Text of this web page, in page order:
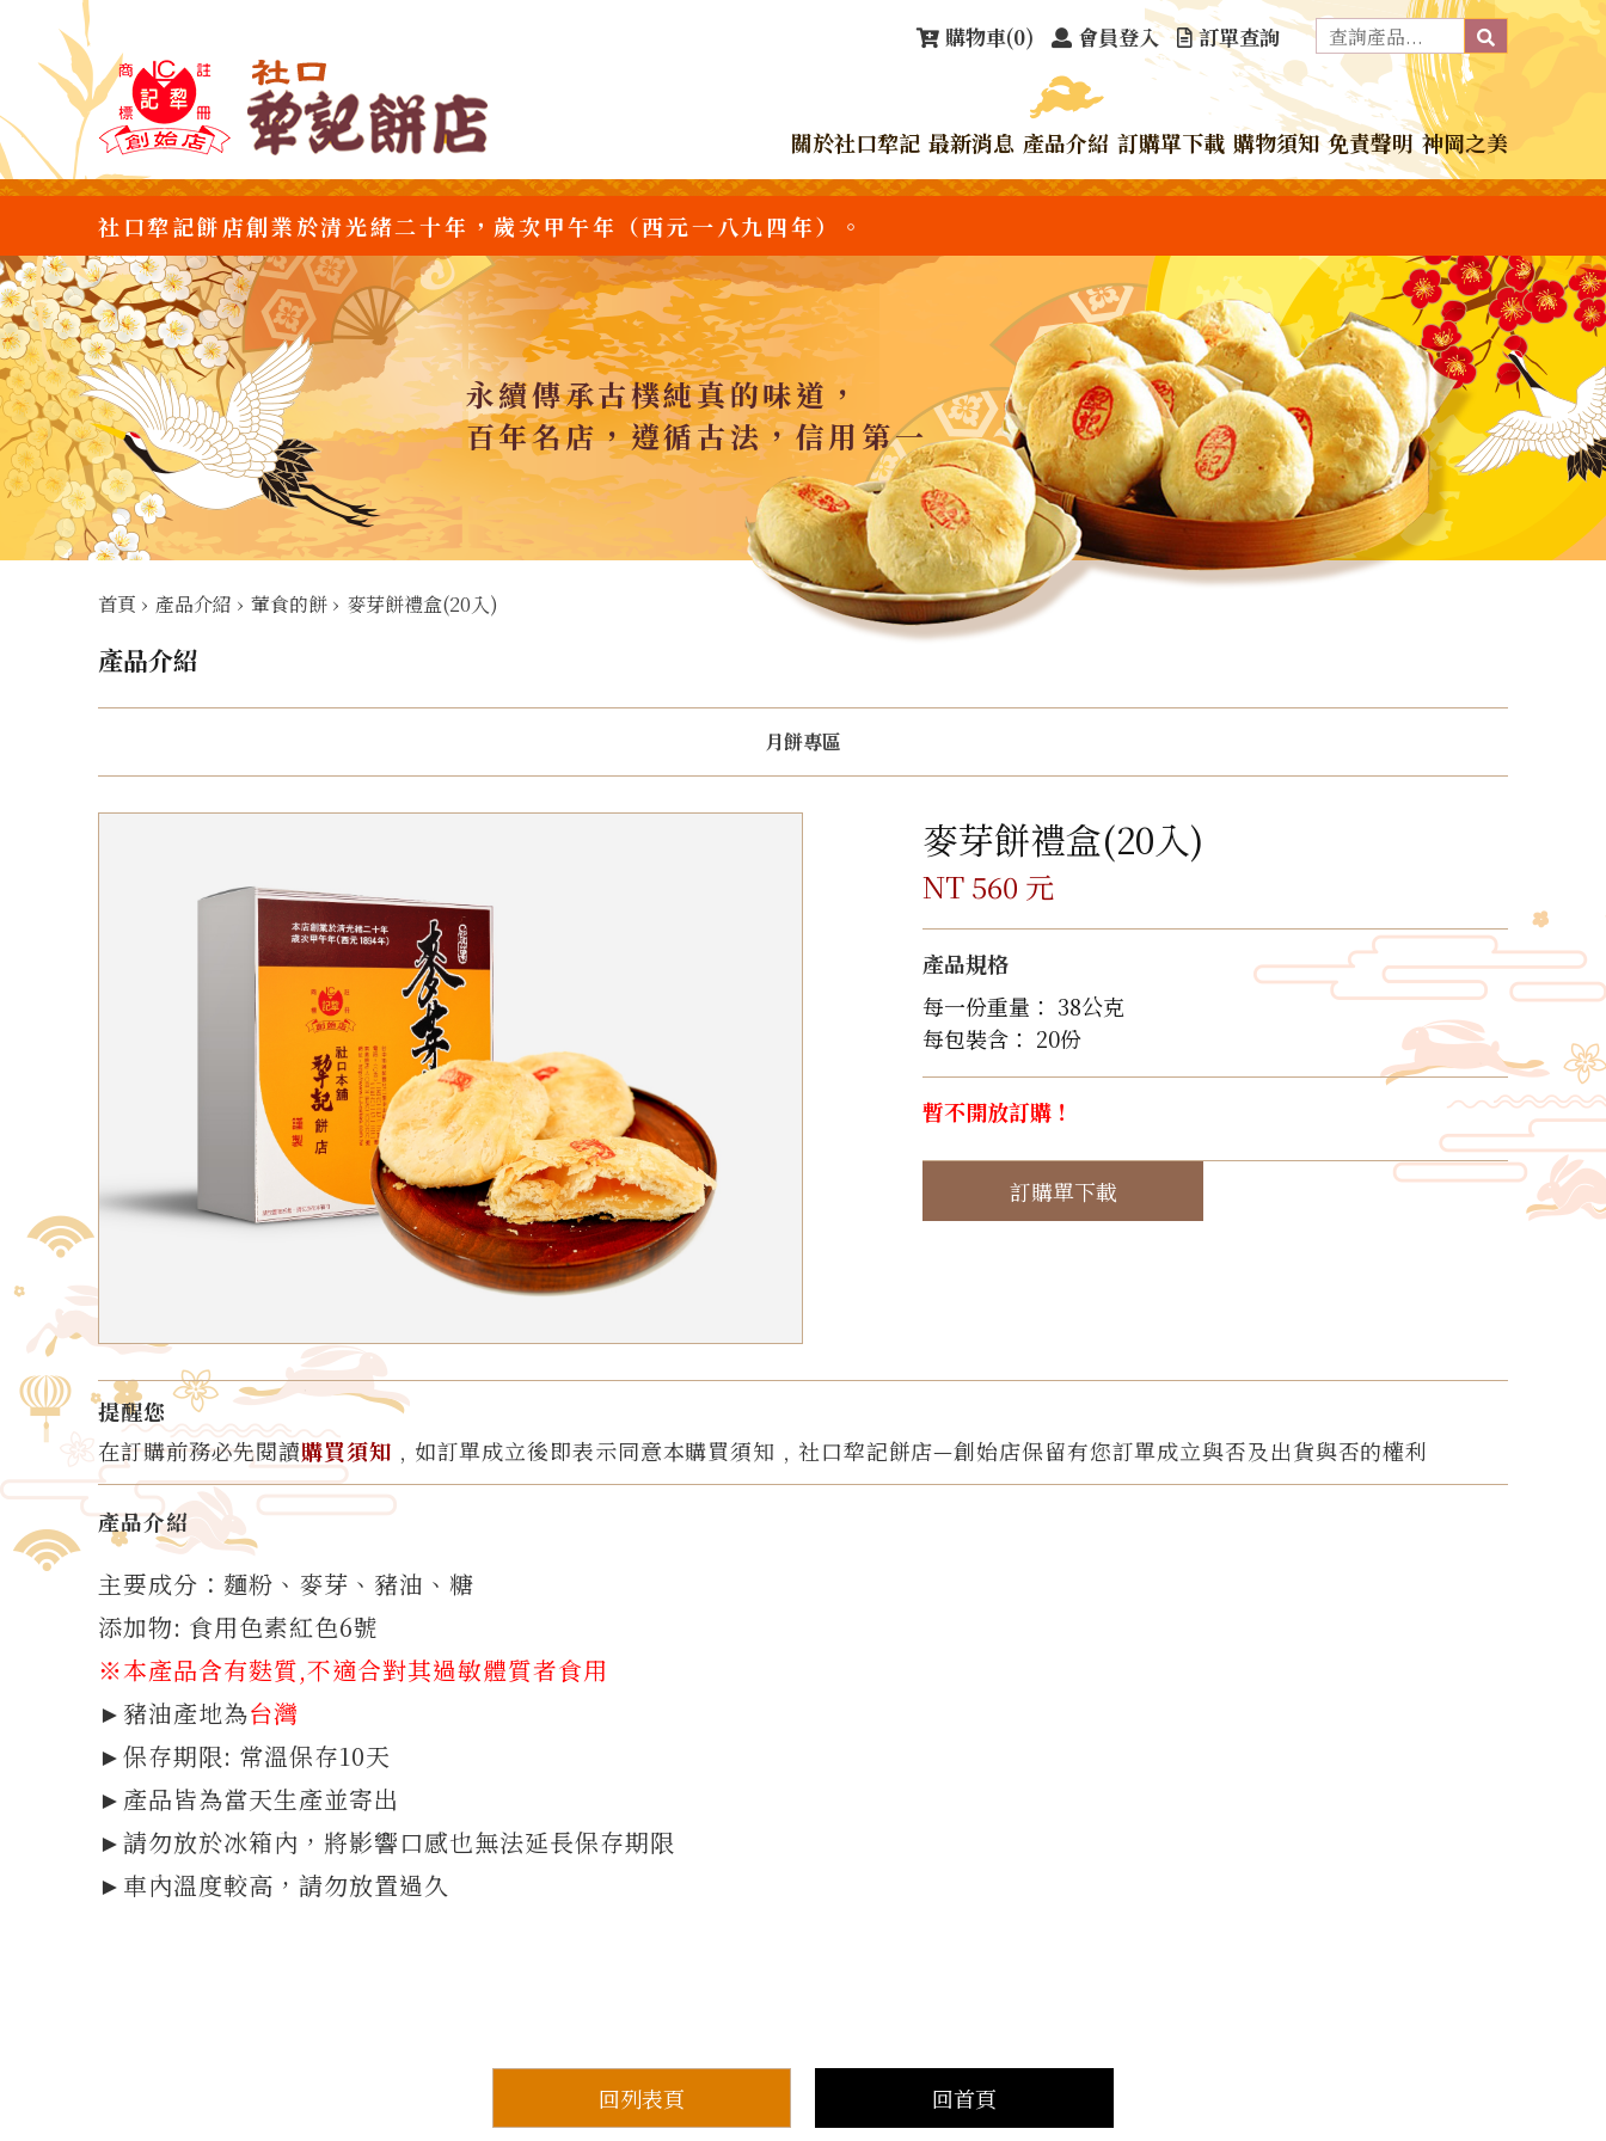
購物車(0) 會員登入 訂單查詢
關於社口犂記 最新消息 產品介紹 訂購單下載 購物須知 免責聲明 神岡之美
社口犂記餅店創業於清光緒二十年，歲次甲午年（西元一八九四年）。
永續傳承古樸純真的味道，
百年名店，遵循古法，信用第一
首頁 › 產品介紹 › 葷食的餅 › 麥芽餅禮盒(20入)
產品介紹
月餅專區
麥芽餅禮盒(20入)
NT 560 元
產品規格
每一份重量： 38公克
每包裝含： 20份
暫不開放訂購！
訂購單下載
提醒您
在訂購前務必先閱讀購買須知 ﹐如訂單成立後即表示同意本購買須知﹐社口犂記餅店—創始店保留有您訂單成立與否及出貨與否的權利
產品介紹
主要成分：麵粉、麥芽、豬油、糖
添加物: 食用色素紅色6號
※本產品含有麩質,不適合對其過敏體質者食用
►豬油產地為台灣
►保存期限: 常溫保存10天
►產品皆為當天生產並寄出
►請勿放於冰箱內，將影響口感也無法延長保存期限
►車內溫度較高，請勿放置過久
回列表頁 回首頁